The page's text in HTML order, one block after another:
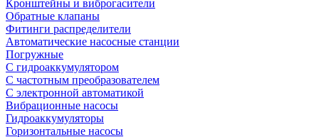
Кронштейны и виброгасители
Обратные клапаны
Фитинги распределители
Автоматические насосные станции
Погружные
С гидроаккумулятором
С частотным преобразователем
С электронной автоматикой
Вибрационные насосы
Гидроаккумуляторы
Горизонтальные насосы